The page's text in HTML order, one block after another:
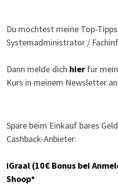
Du möchtest meine Top-
Systemadministrator /
Dann melde dich hierfür
Kurs in meinem Newsletter
Spare beim Einkauf bares
Cashback-Anbieter:
iGraal (10€ Bonus bei
Shoop*